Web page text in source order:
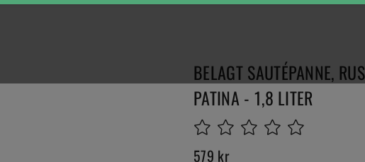
BELAGT SAUTÉPANNE,
PATINA - 1,8 LITER
579 kr